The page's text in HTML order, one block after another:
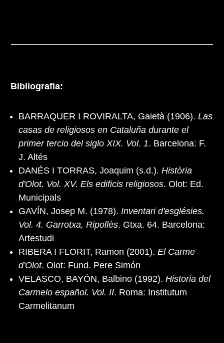
Bibliografia:
BARRAQUER I ROVIRALTA, Gaietà (1906). Las
casas de religiosos en Cataluña durante el
primer tercio del siglo XIX. Vol. 1. Barcelona: F.
J. Altés
DANÉS I TORRAS, Joaquim (s.d.). Història
d'Olot. Vol. XV. Els edificis religiosos. Olot: Ed.
Municipals
GAVÍN, Josep M. (1978). Inventari d'esglésies.
Vol. 4. Garrotxa, Ripollès. Gtxa. 64. Barcelona:
Artestudi
RIBERA I FLORIT, Ramon (2001). El Carme
d'Olot. Olot: Fund. Pere Simón
VELASCO, BAYÓN, Balbino (1992). Historia del
Carmelo español. Vol. II. Roma: Institutum
Carmelitanum